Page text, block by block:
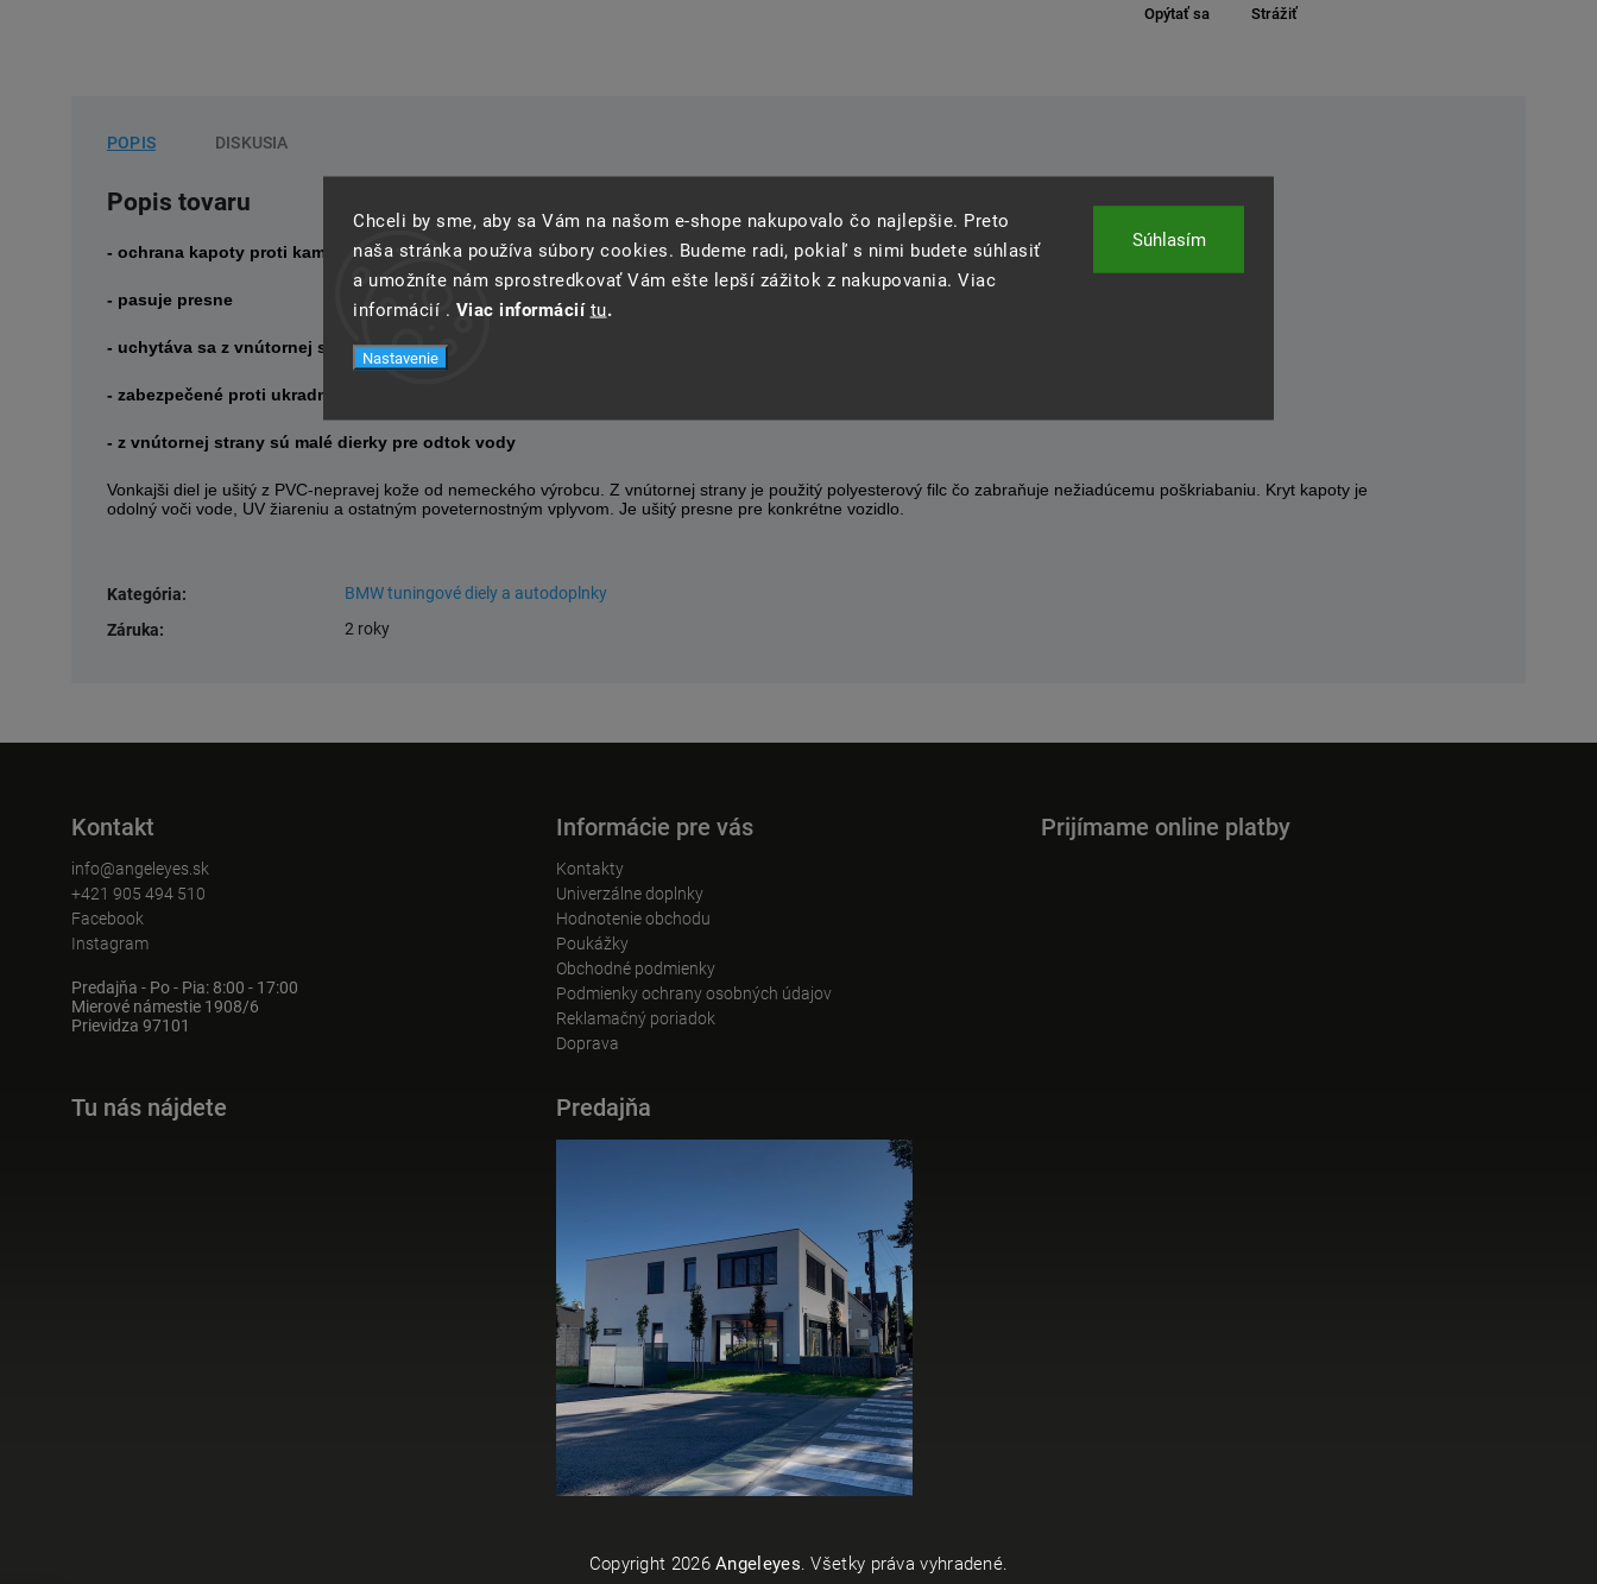
Chceli by sme, aby sa Vám na našom e-shope nakupovalo čo najlepšie. Preto
naša stránka používa súbory cookies. Budeme radi, pokiaľ s nimi budete súhlasiť
a umožníte nám sprostredkovať Vám ešte lepší zážitok z nakupovania. Viac
informácií . Viac informácií tu.
Nastavenie
Súhlasím
Opýtať sa Strážiť
POPIS DISKUSIA
Popis tovaru
- ochrana kapoty proti kamienkom
- pasuje presne
- uchytáva sa z vnútornej strany kapoty
- zabezpečené proti ukradnutiu
- z vnútornej strany sú malé dierky pre odtok vody
Vonkajši diel je ušitý z PVC-nepravej kože od nemeckého výrobcu. Z vnútornej strany je použitý polyesterový filc čo zabraňuje nežiadúcemu poškriabaniu. Kryt kapoty je
odolný voči vode, UV žiareniu a ostatným poveternostným vplyvom. Je ušitý presne pre konkrétne vozidlo.
Kategória:
BMW tuningové diely a autodoplnky
Záruka: 2 roky
Kontakt
info@angeleyes.sk
+421 905 494 510
Facebook
Instagram
Predajňa - Po - Pia: 8:00 - 17:00
Mierové námestie 1908/6
Prievidza 97101
Informácie pre vás
Kontakty
Univerzálne doplnky
Hodnotenie obchodu
Poukážky
Obchodné podmienky
Podmienky ochrany osobných údajov
Reklamačný poriadok
Doprava
Prijímame online platby
Tu nás nájdete Predajňa
Copyright 2026Angeleyes. Všetky práva vyhradené.